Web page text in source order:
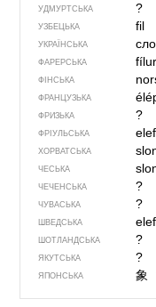
УДМУРТСЬКА ?
УЗБЕЦЬКА fil
УКРАЇНСЬКА
ФАРЕРСЬКА fílur
ФІНСЬКА
ФРАНЦУЗЬКА
ФРИЗЬКА ?
ФРІУЛЬСЬКА
ХОРВАТСЬКА
ЧЕСЬКА
ЧЕЧЕНСЬКА ?
ЧУВАСЬКА ?
ШВЕДСЬКА
ШОТЛАНДСЬКА ?
ЯКУТСЬКА ?
ЯПОНСЬКА 象